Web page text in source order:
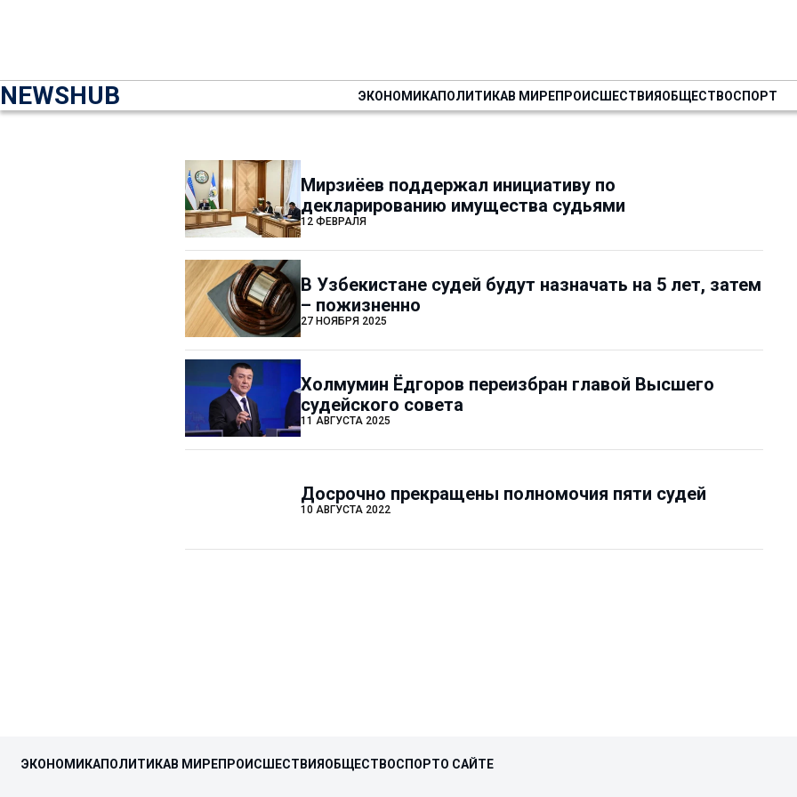
NEWSHUB ЭКОНОМИКАПОЛИТИКАВ МИРЕПРОИСШЕСТВИЯОБЩЕСТВОСПОРТ
Мирзиёев поддержал инициативу по
декларированию имущества судьями
12 ФЕВРАЛЯ
В Узбекистане судей будут назначать на 5 лет, затем
– пожизненно
27 НОЯБРЯ 2025
Холмумин Ёдгоров переизбран главой Высшего
судейского совета
11 АВГУСТА 2025
Досрочно прекращены полномочия пяти судей
10 АВГУСТА 2022
ЭКОНОМИКАПОЛИТИКАВ МИРЕПРОИСШЕСТВИЯ ОБЩЕСТВОСПОРТО САЙТЕ